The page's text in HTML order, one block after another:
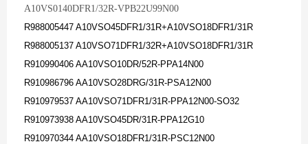
A10VS0140DFR1/32R-VPB22U99N00
R988005447 A10VSO45DFR1/31R+A10VSO18DFR1/31R
R988005137 A10VSO71DFR1/32R+A10VSO18DFR1/31R
R910990406 AA10VSO10DR/52R-PPA14N00
R910986796 AA10VSO28DRG/31R-PSA12N00
R910979537 AA10VSO71DFR1/31R-PPA12N00-SO32
R910973938 AA10VSO45DR/31R-PPA12G10
R910970344 AA10VSO18DFR1/31R-PSC12N00